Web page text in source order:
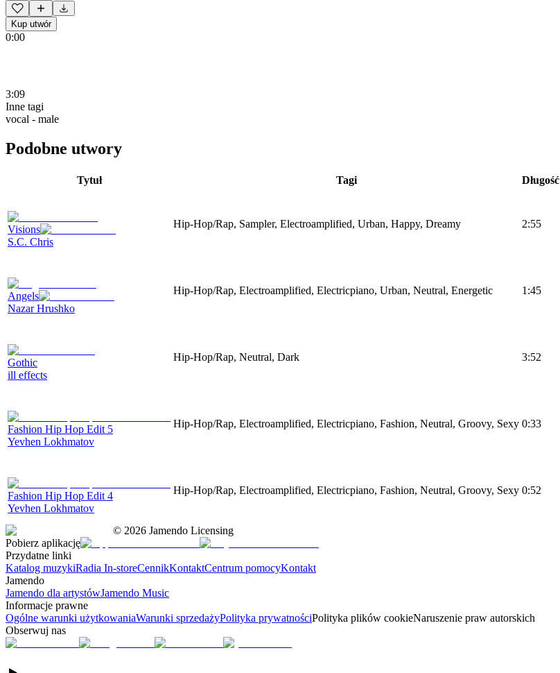
Kup utwór
0:00
3:09
Inne tagi
vocal - male
Podobne utwory
Tytuł Tagi Długość
Visions
S.C. Chris
Hip-Hop/Rap, Sampler, Electroamplified, Urban, Happy, Dreamy 2:55
Angels
Nazar Hrushko
Hip-Hop/Rap, Electroamplified, Electricpiano, Urban, Neutral, Energetic 1:45
Gothic
ill effects
Hip-Hop/Rap, Neutral, Dark 3:52
Fashion Hip Hop Edit 5
Yevhen Lokhmatov
Hip-Hop/Rap, Electroamplified, Electricpiano, Fashion, Neutral, Groovy, Sexy 0:33
Fashion Hip Hop Edit 4
Yevhen Lokhmatov
Hip-Hop/Rap, Electroamplified, Electricpiano, Fashion, Neutral, Groovy, Sexy 0:52
© 2026 Jamendo Licensing
Pobierz aplikację
Przydatne linki
Katalog muzykiRadia In-storeCennikKontaktCentrum pomocyKontakt
Jamendo
Jamendo dla artystówJamendo Music
Informacje prawne
Ogólne warunki użytkowaniaWarunki sprzedażyPolityka prywatnościPolityka plików cookieNaruszenie praw autorskich
Obserwuj nas